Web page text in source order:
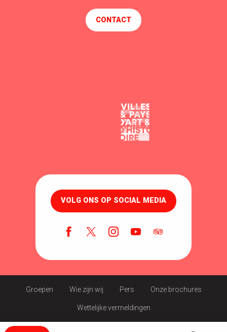
CONTACT
VOLG ONS OP SOCIAL MEDIA
Groepen Wie zijn wij Pers Onze brochures
Wettelijke vermeldingen